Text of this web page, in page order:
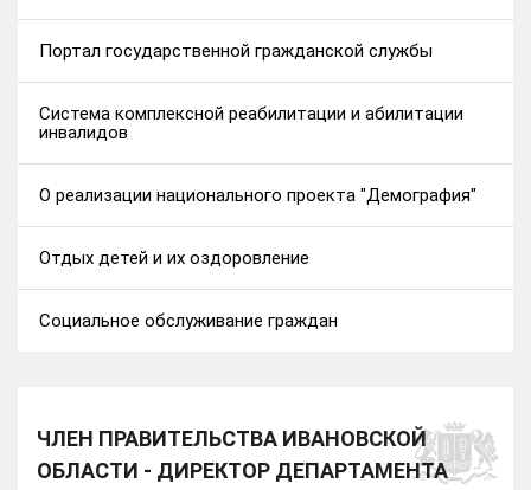
Портал государственной гражданской службы
Система комплексной реабилитации и абилитации
инвалидов
О реализации национального проекта "Демография"
Отдых детей и их оздоровление
Социальное обслуживание граждан
ЧЛЕН ПРАВИТЕЛЬСТВА ИВАНОВСКОЙ
ОБЛАСТИ - ДИРЕКТОР ДЕПАРТАМЕНТА